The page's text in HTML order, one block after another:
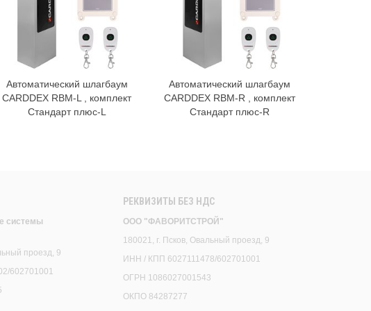
В корзину
Автоматический шлагбаум
CARDDEX RBM-L , комплект
Стандарт плюс-L
В корзину
Автоматический шлагбаум
CARDDEX RBM-R , комплект
Стандарт плюс-R
системы
проезд, 9
602701001
РЕКВИЗИТЫ БЕЗ НДС
ООО "ФАВОРИТСТРОЙ"
180021, г. Псков, Овальный проезд, 9
ИНН / КПП 6027111478/602701001
ОГРН 1086027001543
ОКПО 84287277